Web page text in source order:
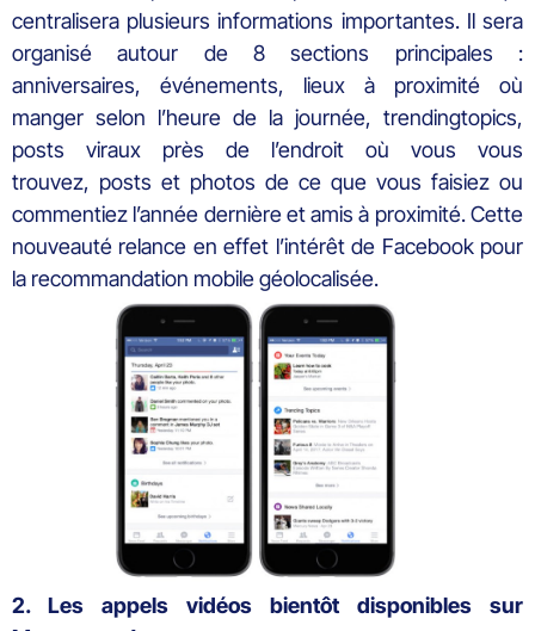
centralisera plusieurs informations importantes. Il sera
organisé autour de 8 sections principales :
anniversaires, événements, lieux à proximité où
manger selon l’heure de la journée, trendingtopics,
posts viraux près de l’endroit où vous vous
trouvez, posts et photos de ce que vous faisiez ou
commentiez l’année dernière et amis à proximité. Cette
nouveauté relance en effet l’intérêt de Facebook pour
la recommandation mobile géolocalisée.
2. Les appels vidéos bientôt disponibles sur